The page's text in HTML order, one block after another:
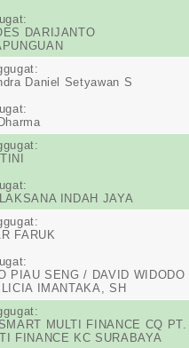
DARIJANTO
Daniel Setyawan S
INDAH JAYA
FARUK
PIAU SENG / DAVID WIDODO
IMANTAKA, SH
MULTI FINANCE CQ
FINANCE KC SURABAYA